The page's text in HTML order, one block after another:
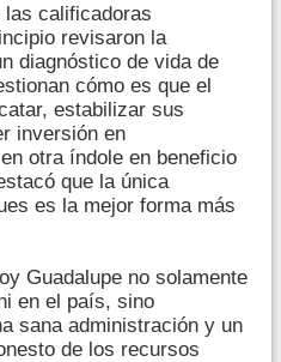
las calificadoras
revisaron la
diagnóstico de vida de
cómo es que el
estabilizar sus
inversión en
otra índole en beneficio
que la única
es la mejor forma más
Guadalupe no solamente
en el país, sino
sana administración y un
de los recursos